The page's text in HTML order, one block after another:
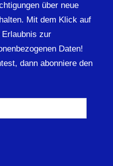
über neue
Mit dem Klick auf
zur
Daten!
dann abonniere den